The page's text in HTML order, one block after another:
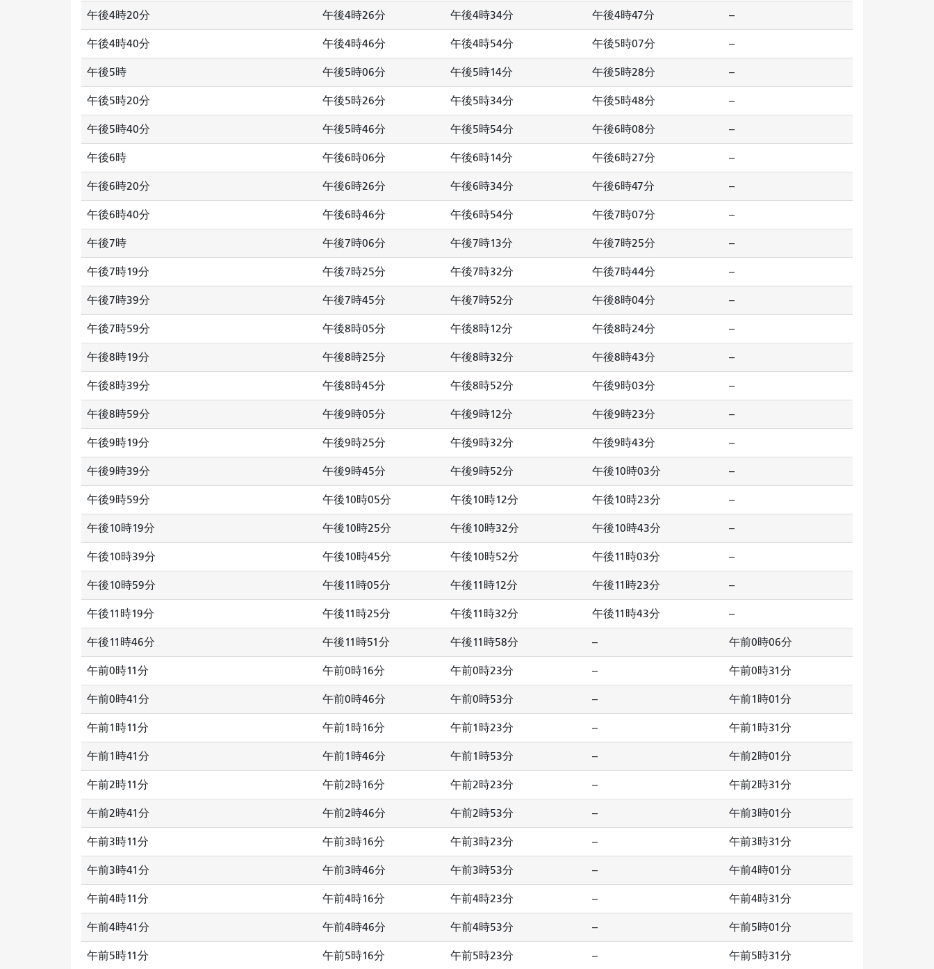
午後4時20分 午後4時26分 午後4時34分 午後4時47分 --
午後4時40分 午後4時46分 午後4時54分 午後5時07分 --
午後5時 午後5時06分 午後5時14分 午後5時28分 --
午後5時20分 午後5時26分 午後5時34分 午後5時48分 --
午後5時40分 午後5時46分 午後5時54分 午後6時08分 --
午後6時 午後6時06分 午後6時14分 午後6時27分 --
午後6時20分 午後6時26分 午後6時34分 午後6時47分 --
午後6時40分 午後6時46分 午後6時54分 午後7時07分 --
午後7時 午後7時06分 午後7時13分 午後7時25分 --
午後7時19分 午後7時25分 午後7時32分 午後7時44分 --
午後7時39分 午後7時45分 午後7時52分 午後8時04分 --
午後7時59分 午後8時05分 午後8時12分 午後8時24分 --
午後8時19分 午後8時25分 午後8時32分 午後8時43分 --
午後8時39分 午後8時45分 午後8時52分 午後9時03分 --
午後8時59分 午後9時05分 午後9時12分 午後9時23分 --
午後9時19分 午後9時25分 午後9時32分 午後9時43分 --
午後9時39分 午後9時45分 午後9時52分 午後10時03分 --
午後9時59分 午後10時05分 午後10時12分 午後10時23分 --
午後10時19分 午後10時25分 午後10時32分 午後10時43分 --
午後10時39分 午後10時45分 午後10時52分 午後11時03分 --
午後10時59分 午後11時05分 午後11時12分 午後11時23分 --
午後11時19分 午後11時25分 午後11時32分 午後11時43分 --
午後11時46分 午後11時51分 午後11時58分 -- 午前0時06分
午前0時11分 午前0時16分 午前0時23分 -- 午前0時31分
午前0時41分 午前0時46分 午前0時53分 -- 午前1時01分
午前1時11分 午前1時16分 午前1時23分 -- 午前1時31分
午前1時41分 午前1時46分 午前1時53分 -- 午前2時01分
午前2時11分 午前2時16分 午前2時23分 -- 午前2時31分
午前2時41分 午前2時46分 午前2時53分 -- 午前3時01分
午前3時11分 午前3時16分 午前3時23分 -- 午前3時31分
午前3時41分 午前3時46分 午前3時53分 -- 午前4時01分
午前4時11分 午前4時16分 午前4時23分 -- 午前4時31分
午前4時41分 午前4時46分 午前4時53分 -- 午前5時01分
午前5時11分 午前5時16分 午前5時23分 -- 午前5時31分